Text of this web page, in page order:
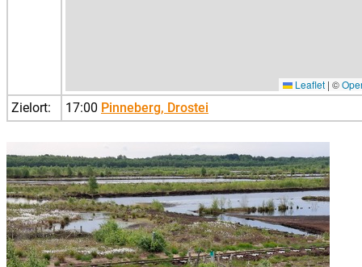
Leaflet | ©
Zielort: 17:00 Pinneberg, Drostei